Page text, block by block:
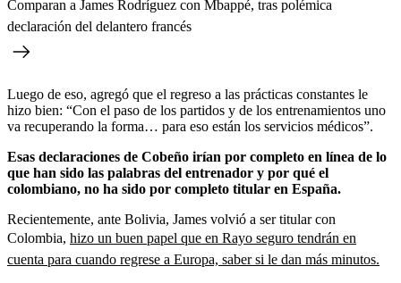
Comparan a James Rodríguez con Mbappé, tras polémica
declaración del delantero francés
Luego de eso, agregó que el regreso a las prácticas constantes le
hizo bien: “Con el paso de los partidos y de los entrenamientos uno
va recuperando la forma… para eso están los servicios médicos”.
Esas declaraciones de Cobeño irían por completo en línea de lo
que han sido las palabras del entrenador y por qué el
colombiano, no ha sido por completo titular en España.
Recientemente, ante Bolivia, James volvió a ser titular con
Colombia, hizo un buen papel que en Rayo seguro tendrán en
cuenta para cuando regrese a Europa, saber si le dan más minutos.